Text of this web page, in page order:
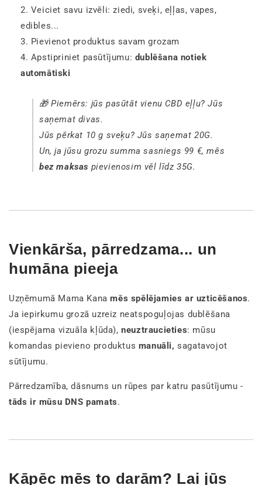
Veiciet savu izvēli: ziedi, sveķi, eļļas, vapes,
edibles...
Pievienot produktus savam grozam
Apstipriniet pasūtījumu: dublēšana notiek
automātiski
🎁 Piemērs: jūs pasūtāt vienu CBD eļļu? Jūs
saņemat divas.
Jūs pērkat 10 g sveķu? Jūs saņemat 20G.
Un, ja jūsu grozu summa sasniegs 99 €, mēs
bez maksas pievienosim vēl līdz 35G.
Vienkārša, pārredzama... un
humāna pieeja
Uzņēmumā Mama Kanamēs spēlējamies ar uzticēšanos.
Ja iepirkumu grozā uzreiz neatspoguļojas dublēšana
(iespējama vizuāla kļūda),neuztraucieties: mūsu
komandas pievieno produktus manuāli, sagatavojot
sūtījumu.
Pārredzamība, dāsnums un rūpes par katru pasūtījumu -
tāds ir mūsu DNS pamats.
Kāpēc mēs to darām? Lai jūs